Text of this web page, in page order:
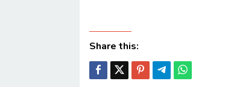
Share this: